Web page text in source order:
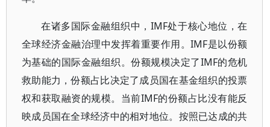
在诸多国际金融组织中，IMF处于核心地位，在
全球经济金融治理中发挥着重要作用。IMF是以份额
为基础的国际金融组织。份额规模决定了IMF的危机
救助能力，份额占比决定了成员国在基金组织的投票
权和获取融资的规模。当前IMF的份额占比没有能反
映成员国在全球经济中的相对地位。按照已达成的共